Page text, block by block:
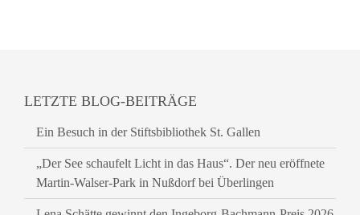
LETZTE BLOG-BEITRÄGE
Ein Besuch in der Stiftsbibliothek St. Gallen
„Der See schaufelt Licht in das Haus“. Der neu eröffnete
Martin-Walser-Park in Nußdorf bei Überlingen